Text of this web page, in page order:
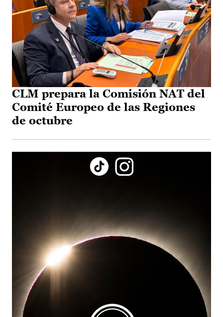
CLM prepara la Comisión NAT del
Comité Europeo de las Regiones
de octubre